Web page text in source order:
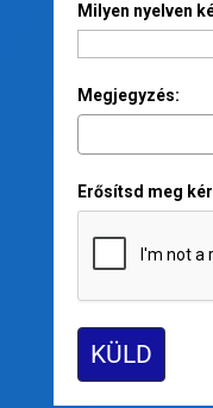
Milyen nyelven
Megjegyzés:
Erősítsd meg
KÜLD